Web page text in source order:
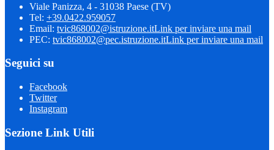
Viale Panizza, 4 - 31038 Paese (TV)
Tel: +39.0422.959057
Email: tvic868002@istruzione.itLink per inviare una mail
PEC: tvic868002@pec.istruzione.itLink per inviare una mail
Seguici su
Facebook
Twitter
Instagram
Sezione Link Utili